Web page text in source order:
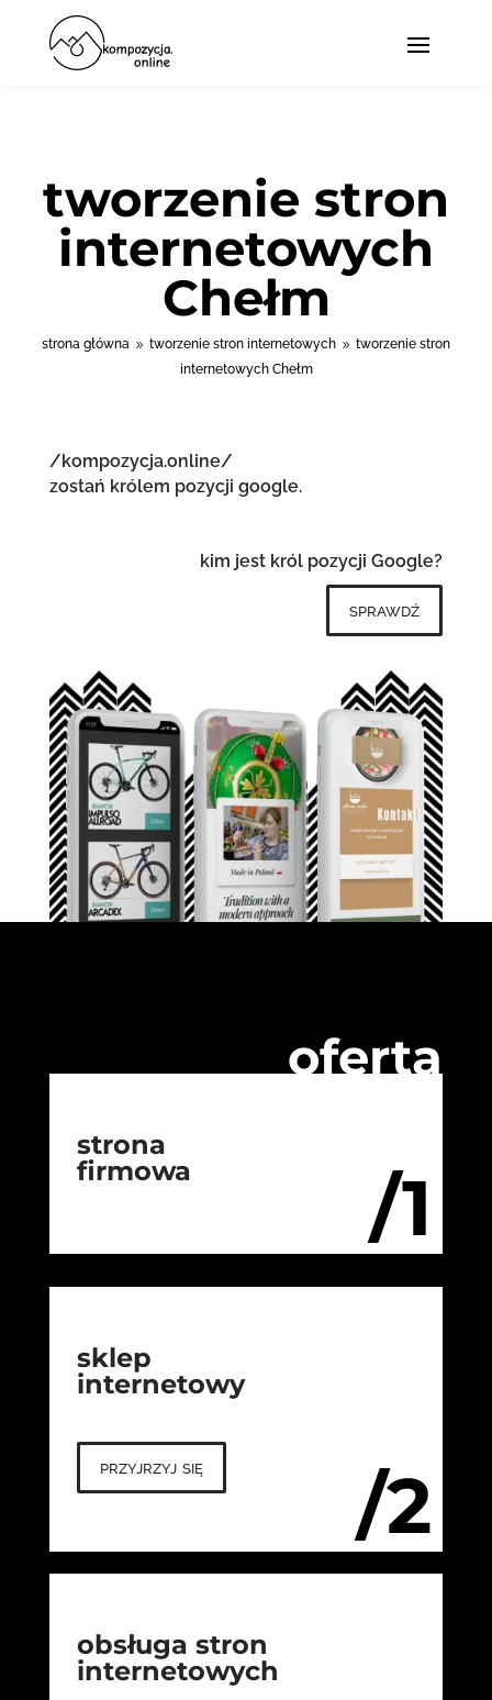
tworzenie stron
internetowych
Chełm
strona główna 9 tworzenie stron internetowych 9 tworzenie stron
internetowych Chełm
/kompozycja.online/
zostań królem pozycji google.
kim jest król pozycji Google?
sprawdź
oferta
/1
strona
firmowa
/2
sklep
internetowy
przyjrzyj się
obsługa stron
internetowych